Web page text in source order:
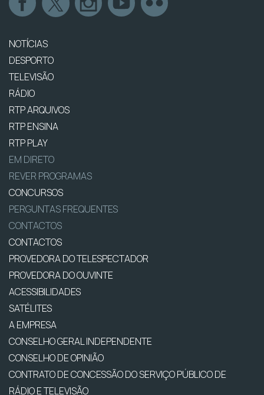
NOTÍCIAS
DESPORTO
TELEVISÃO
RÁDIO
RTP ARQUIVOS
RTP ENSINA
RTP PLAY
EM DIRETO
REVER PROGRAMAS
CONCURSOS
PERGUNTAS FREQUENTES
CONTACTOS
CONTACTOS
PROVEDORA DO TELESPECTADOR
PROVEDORA DO OUVINTE
ACESSIBILIDADES
SATÉLITES
A EMPRESA
CONSELHO GERAL INDEPENDENTE
CONSELHO DE OPINIÃO
CONTRATO DE CONCESSÃO DO SERVIÇO PÚBLICO DE
RÁDIO E TELEVISÃO